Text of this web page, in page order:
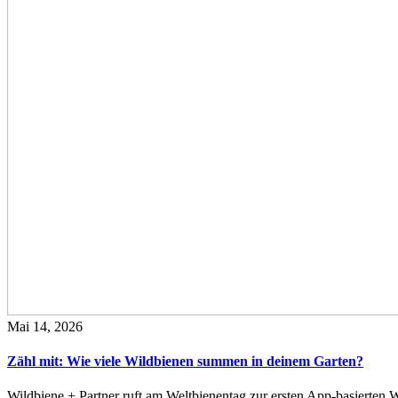
Mai 14, 2026
Zähl mit: Wie viele Wildbienen summen in deinem Garten?